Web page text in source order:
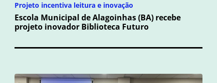
Projeto incentiva leitura e inovação
Escola Municipal de Alagoinhas (BA) recebe
projeto inovador Biblioteca Futuro